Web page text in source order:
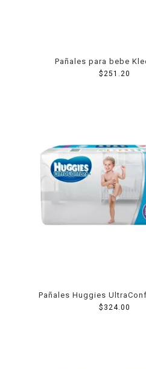
Pañales para bebe
Suavelastic etapa 4
$251.20
Pañales Huggies
niño 40 piezas
$ 324.00